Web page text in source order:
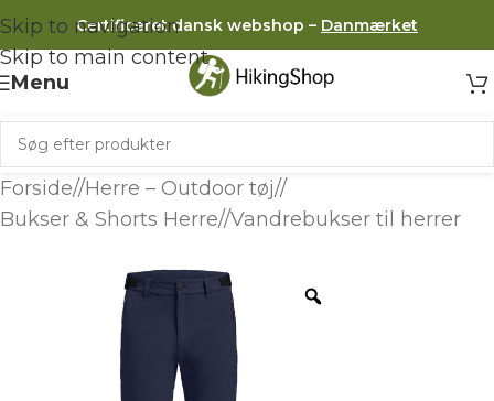
Skip to navigation
Skip to main content
Certificeret dansk webshop – Danmærket
Menu
Forside/ Herre – Outdoor tøj/
Bukser & Shorts Herre/ Vandrebukser til herrer